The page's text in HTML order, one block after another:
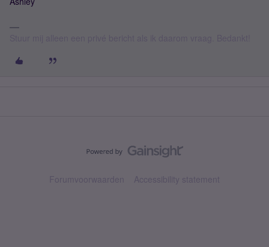
Forumvoorwaarden Accessibility statement